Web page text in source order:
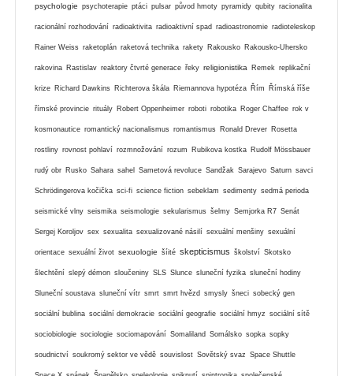
psychologie psychoterapie ptáci pulsar původ hmoty pyramidy qubity racionalita
racionální rozhodování radioaktivita radioaktivní spad radioastronomie radioteleskop
Rainer Weiss raketoplán raketová technika rakety Rakousko Rakousko-Uhersko
rakovina Rastislav reaktory čtvrté generace řeky religionistika Remek replikační
krize Richard Dawkins Richterova škála Riemannova hypotéza Řím Římská říše
římské provincie rituály Robert Oppenheimer roboti robotika Roger Chaffee rok v
kosmonautice romantický nacionalismus romantismus Ronald Drever Rosetta
rostliny rovnost pohlaví rozmnožování rozum Rubikova kostka Rudolf Mössbauer
rudý obr Rusko Sahara sahel Sametová revoluce Sandžak Sarajevo Saturn savci
Schrödingerova kočička sci-fi science fiction sebeklam sedimenty sedmá perioda
seismické vlny seismika seismologie sekularismus šelmy Semjorka R7 Senát
Sergej Koroljov sex sexualita sexualizované násilí sexuální menšiny sexuální
orientace sexuální život sexuologie šíité skepticismus školství Skotsko
šlechtění slepý démon sloučeniny SLS Slunce sluneční fyzika sluneční hodiny
Sluneční soustava sluneční vítr smrt smrt hvězd smysly šneci sobecký gen
sociální bublina sociální demokracie sociální geografie sociální hmyz sociální sítě
sociobiologie sociologie sociomapování Somaliland Somálsko sopka sopky
soudnictví soukromý sektor ve vědě souvislost Sovětský svaz Space Shuttle